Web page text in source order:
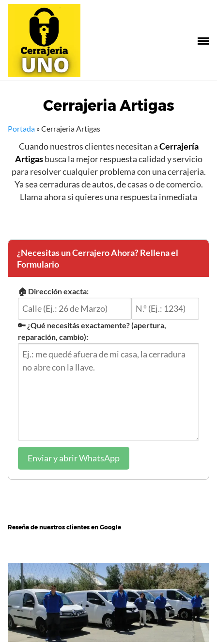
Saltar
Cerrajeria Artigas
Portada »Cerrajeria Artigas
Cuando nuestros clientes necesitan aCerrajería
Artigasbusca la mejor respuesta calidad y servicio
para resolver cualquier problema con una cerrajeria.
Ya sea cerraduras de autos, de casas o de comercio.
Llama ahora si quieres una respuesta inmediata
¿Necesitas un Cerrajero Ahora? Rellena el
Formulario
🏠 Dirección exacta:
🔑 ¿Qué necesitás exactamente? (apertura,
reparación, cambio):
Enviar y abrir WhatsApp
Reseña de nuestros clientes en Google